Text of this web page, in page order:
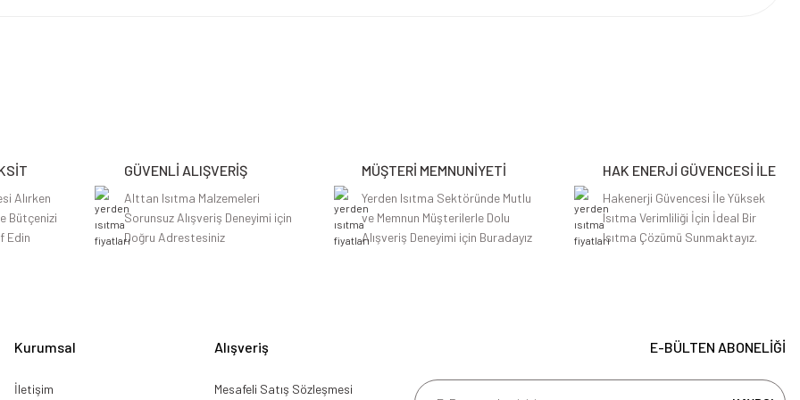
Alırken
Bütçenizi
Edin
GÜVENLİ ALIŞVERİŞ
Alttan Isıtma Malzemeleri
Sorunsuz Alışveriş Deneyimi için
Doğru Adrestesiniz
MÜŞTERİ MEMNUNİYETİ
Yerden Isıtma Sektöründe Mutlu
ve Memnun Müşterilerle Dolu
Alışveriş Deneyimi için Buradayız
HAK ENERJİ GÜVENCESİ İLE
Hakenerji Güvencesi İle Yüksek
Isıtma Verimliliği İçin İdeal Bir
Isıtma Çözümü Sunmaktayız.
Kurumsal
İletişim
Alışveriş
Mesafeli Satış Sözleşmesi
E-BÜLTEN ABONELİĞİ